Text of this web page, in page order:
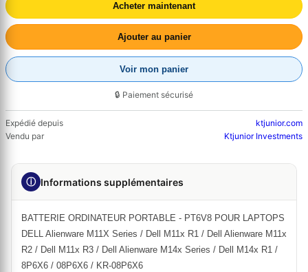
Acheter maintenant
Ajouter au panier
Voir mon panier
🔒 Paiement sécurisé
Expédié depuis
ktjunior.com
Vendu par
Ktjunior Investments
ⓘ Informations supplémentaires
BATTERIE ORDINATEUR PORTABLE - PT6V8 POUR LAPTOPS
DELL Alienware M11X Series / Dell M11x R1 / Dell Alienware M11x
R2 / Dell M11x R3 / Dell Alienware M14x Series / Dell M14x R1 /
8P6X6 / 08P6X6 / KR-08P6X6